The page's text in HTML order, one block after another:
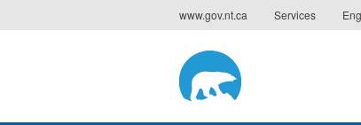
to
www.gov.nt.ca Services